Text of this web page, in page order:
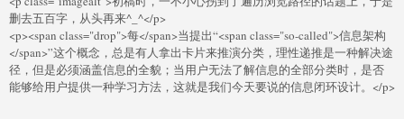
删去五百字，从头再来^_^</p>
<p><span class="drop">每</span>当提出“<span class="so-called">信息架构
</span>”这个概念，总是有人拿出卡片来推演分类，理性递推是一种解决途
径，但是必须涵盖信息的全貌；当用户无法了解信息的全部分类时，是否
能够给用户提供一种学习方法，这就是我们今天要说的信息闭环设计。</p>